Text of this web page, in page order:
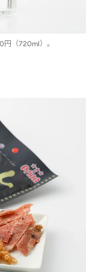
（720ml）。